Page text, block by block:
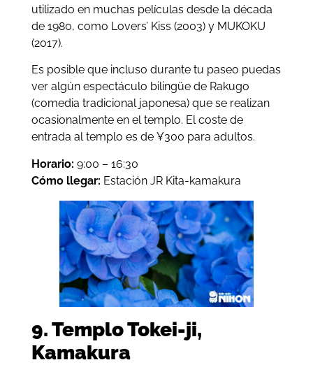
utilizado en muchas películas desde la década
de 1980, como Lovers’ Kiss (2003) y MUKOKU
(2017).
Es posible que incluso durante tu paseo puedas
ver algún espectáculo bilingüe de Rakugo
(comedia tradicional japonesa) que se realizan
ocasionalmente en el templo. El coste de
entrada al templo es de ¥300 para adultos.
Horario: 9:00 – 16:30
Cómo llegar: Estación JR Kita-kamakura
9. Templo Tokei-ji,
Kamakura